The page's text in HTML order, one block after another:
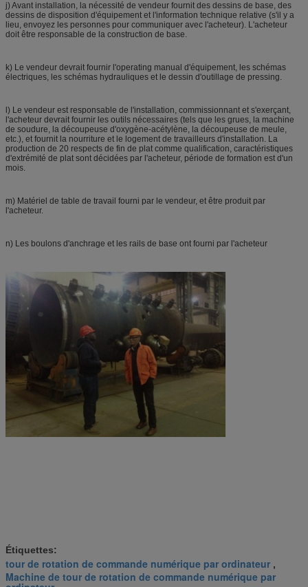
j) Avant installation, la nécessité de vendeur fournit des dessins de base, des
dessins de disposition d'équipement et l'information technique relative (s'il y a
lieu, envoyez les personnes pour communiquer avec l'acheteur). L'acheteur
doit être responsable de la construction de base.
k) Le vendeur devrait fournir l'operating manual d'équipement, les schémas
électriques, les schémas hydrauliques et le dessin d'outillage de pressing.
l) Le vendeur est responsable de l'installation, commissionnant et s'exerçant,
l'acheteur devrait fournir les outils nécessaires (tels que les grues, la machine
de soudure, la découpeuse d'oxygène-acétylène, la découpeuse de meule,
etc.), et fournit la nourriture et le logement de travailleurs d'installation. La
production de 20 respects de fin de plat comme qualification, caractéristiques
d'extrémité de plat sont décidées par l'acheteur, période de formation est d'un
mois.
m) Matériel de table de travail fourni par le vendeur, et être produit par
l'acheteur.
n) Les boulons d'anchrage et les rails de base ont fourni par l'acheteur
Étiquettes:
tour de rotation de commande numérique par ordinateur ,
Machine de tour de rotation de commande numérique par